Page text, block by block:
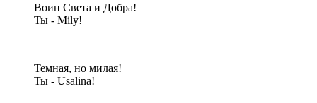
Воин Света и Добра!
Ты - Mily!
Темная, но милая!
Ты - Usalina!